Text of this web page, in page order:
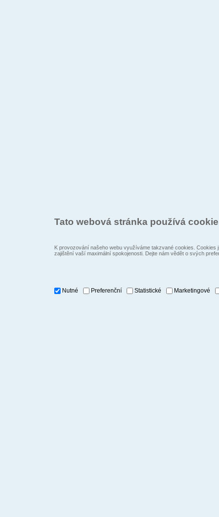
Tato webová stránka používá
K provozování našeho webu využíváme takzvané cookies.
zajištění vaší maximální spokojenosti. Dejte nám vědět o svých
Nutné Preferenční Statistické Marketingové